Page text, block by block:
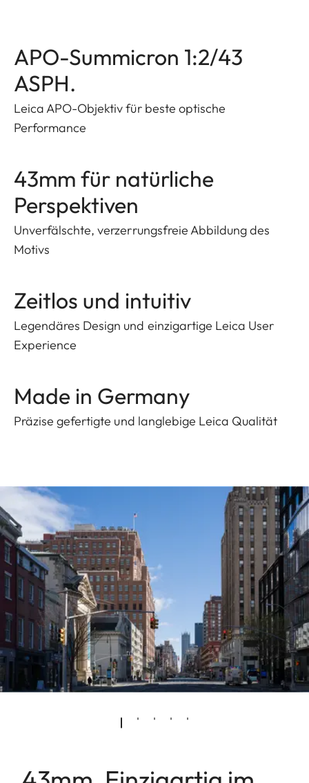
APO-Summicron 1:2/43
ASPH.
Leica APO-Objektiv für beste optische
Performance
43mm für natürliche
Perspektiven
Unverfälschte, verzerrungsfreie Abbildung des
Motivs
Zeitlos und intuitiv
Legendäres Design und einzigartige Leica User
Experience
Made in Germany
Präzise gefertigte und langlebige Leica Qualität